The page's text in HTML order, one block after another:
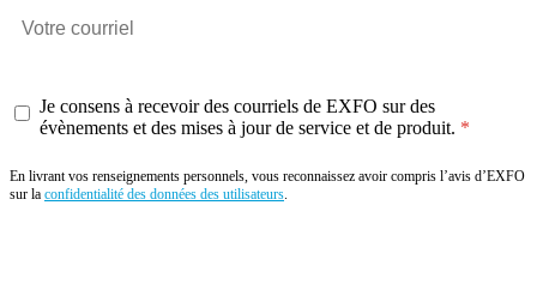
Je consens à recevoir des courriels de EXFO sur des
évènements et des mises à jour de service et de produit.
En livrant vos renseignements personnels, vous reconnaissez avoir compris l’avis d’EXFO
sur la confidentialité des données des utilisateurs.